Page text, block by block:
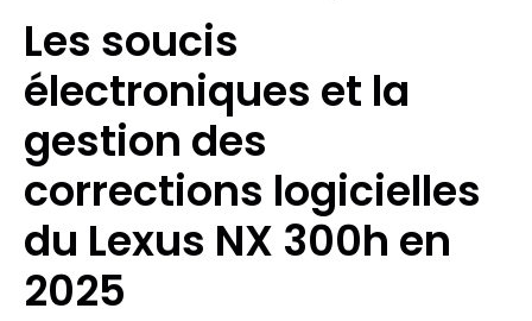
Les soucis
électroniques et la
gestion des
corrections logicielles
du Lexus NX 300h en
2025